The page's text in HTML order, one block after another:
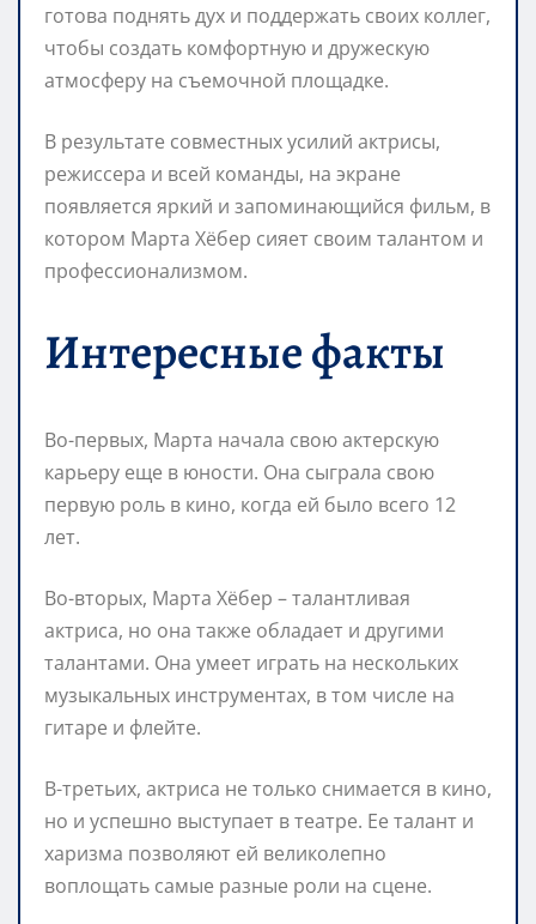
готова поднять дух и поддержать своих коллег,
чтобы создать комфортную и дружескую
атмосферу на съемочной площадке.
В результате совместных усилий актрисы,
режиссера и всей команды, на экране
появляется яркий и запоминающийся фильм, в
котором Марта Хёбер сияет своим талантом и
профессионализмом.
Интересные факты
Во-первых, Марта начала свою актерскую
карьеру еще в юности. Она сыграла свою
первую роль в кино, когда ей было всего 12
лет.
Во-вторых, Марта Хёбер – талантливая
актриса, но она также обладает и другими
талантами. Она умеет играть на нескольких
музыкальных инструментах, в том числе на
гитаре и флейте.
В-третьих, актриса не только снимается в кино,
но и успешно выступает в театре. Ее талант и
харизма позволяют ей великолепно
воплощать самые разные роли на сцене.